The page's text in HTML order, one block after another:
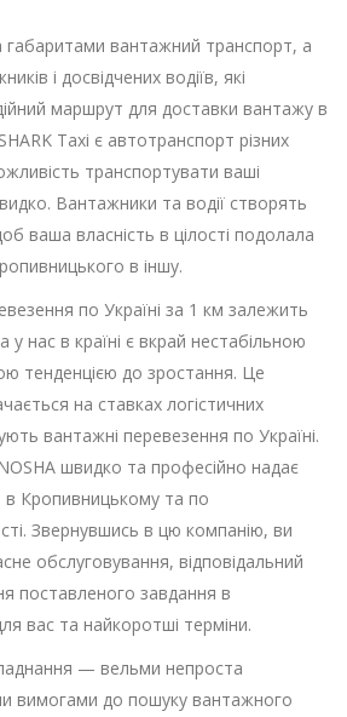
габаритами вантажний транспорт, а
і досвідчених водіїв, які
маршрут для доставки вантажу в
Taxi є автотранспорт різних
транспортувати ваші
Вантажники та водії створять
ваша власність в цілості подолала
в іншу.
по Україні за 1 км залежить
у нас в країні є вкрай нестабільною
тенденцією до зростання. Це
на ставках логістичних
вантажні перевезення по Україні.
швидко та професійно надає
в Кропивницькому та по
Звернувшись в цю компанію, ви
обслуговування, відповідальний
поставленого завдання в
вас та найкоротші терміни.
— вельми непроста
вимогами до пошуку вантажного